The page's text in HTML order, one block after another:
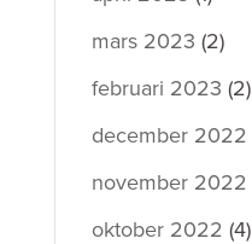
mars 2023 (2)
februari 2023 (2)
december 2022
november 2022
oktober 2022 (4)